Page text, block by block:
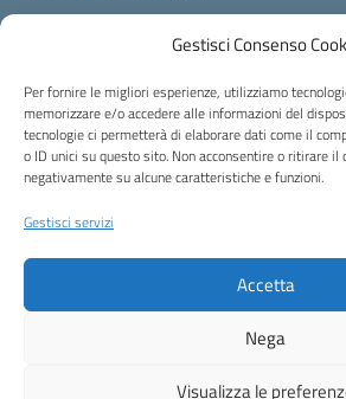
Gestisci Consenso
Per fornire le migliori esperienze, utilizziamo
memorizzare e/o accedere alle informazioni del
tecnologie ci permetterà di elaborare dati come il
o ID unici su questo sito. Non acconsentire o ritirare il
negativamente su alcune caratteristiche e funzioni.
Gestisci servizi
Accetta
Nega
Visualizza le
Centralino:0828 955033 Email:
Posta elettronica certificata (PEC):
Codice fiscale: 91053550652
Codice Indice delle Pubbliche Amministrazioni
Eccetto dove diversamente specificato, questo
sotto Licenza Creative Commons Attribuzione
Idea e